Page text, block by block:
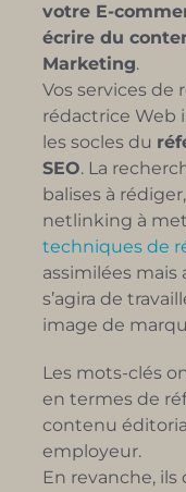
votre E-
écrire du
Marketing.
Vos services
rédactrice Web
les socles du
SEO. La
balises à
netlinking à
techniques de
assimilées mais
s’agira de
image de
Les mots-clés
en termes de
contenu
employeur.
En revanche,